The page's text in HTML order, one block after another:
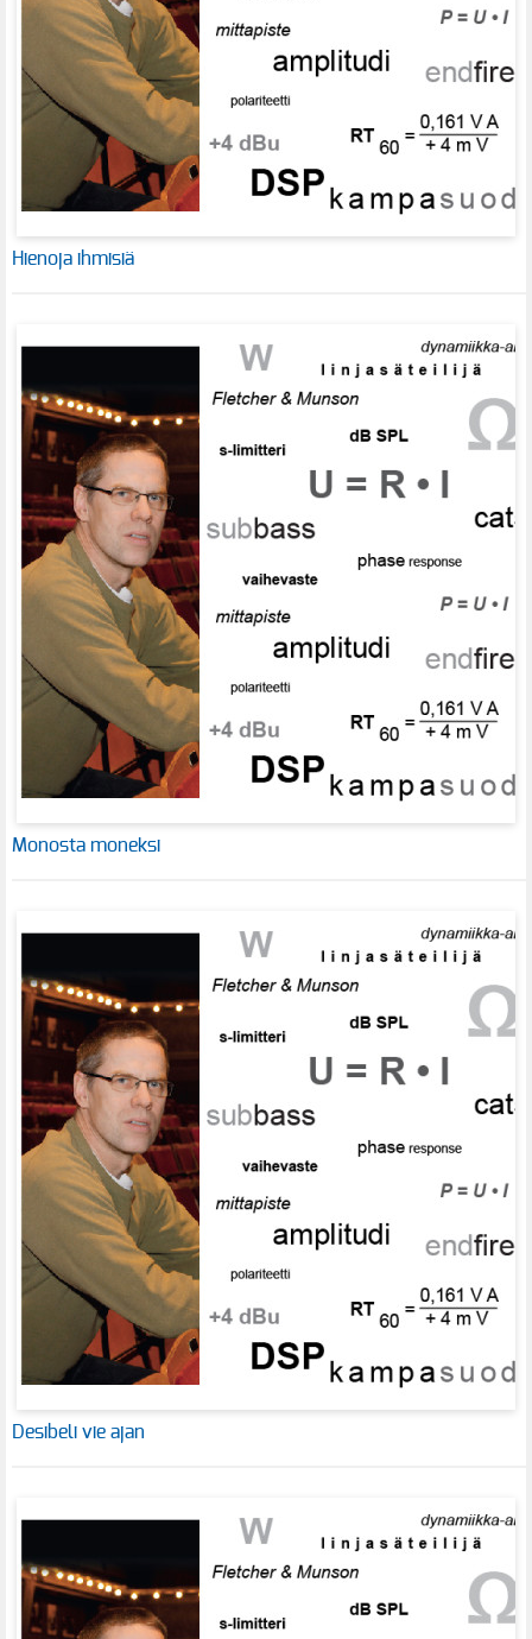
Hienoja ihmisiä
Monosta moneksi
Desibeli vie ajan